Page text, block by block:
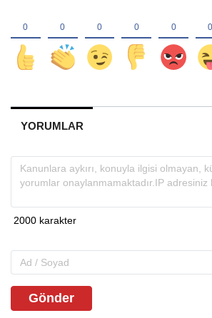
YORUMLAR
Gönder